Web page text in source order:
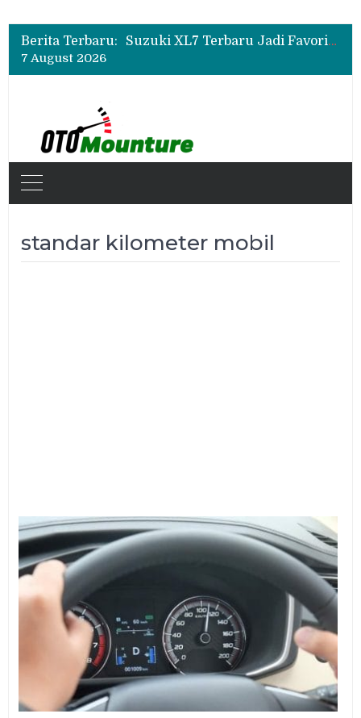
Berita Terbaru:
Promo Servis Mitsubishi Agustus 2026, Ada Diskon ESP dan Bodi & Cat Kilau Merdeka
Suzuki XL7 Terbaru Jadi Favorit Test Drive di GIIAS 2026, Ini Fitur yang Paling Dipuji
Promo Servis Mitsubishi Agustus 2026, Ada Diskon ESP dan Bodi & Cat Kilau Merdeka
7 August 2026
standar kilometer mobil